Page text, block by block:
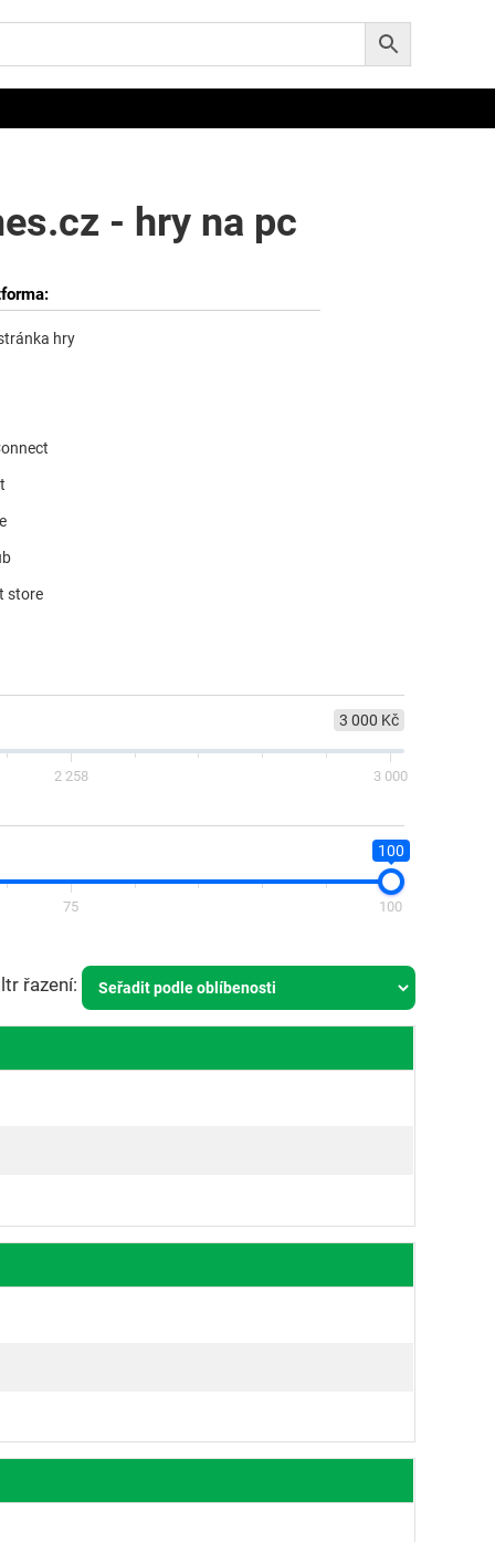
- hry na pc
hry
store
3 000 Kč
2 258 3 000
100
75 100